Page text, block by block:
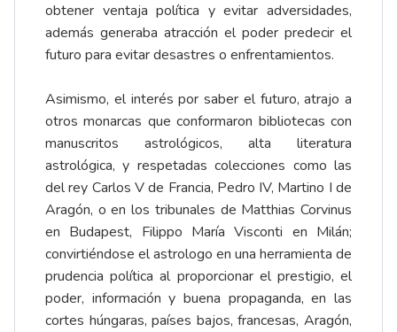
obtener ventaja política y evitar adversidades,
además generaba atracción el poder predecir el
futuro para evitar desastres o enfrentamientos.
Asimismo, el interés por saber el futuro, atrajo a
otros monarcas que conformaron bibliotecas con
manuscritos astrológicos, alta literatura
astrológica, y respetadas colecciones como las
del rey Carlos V de Francia, Pedro IV, Martino I de
Aragón, o en los tribunales de Matthias Corvinus
en Budapest, Filippo María Visconti en Milán;
convirtiéndose el astrologo en una herramienta de
prudencia política al proporcionar el prestigio, el
poder, información y buena propaganda, en las
cortes húngaras, países bajos, francesas, Aragón,